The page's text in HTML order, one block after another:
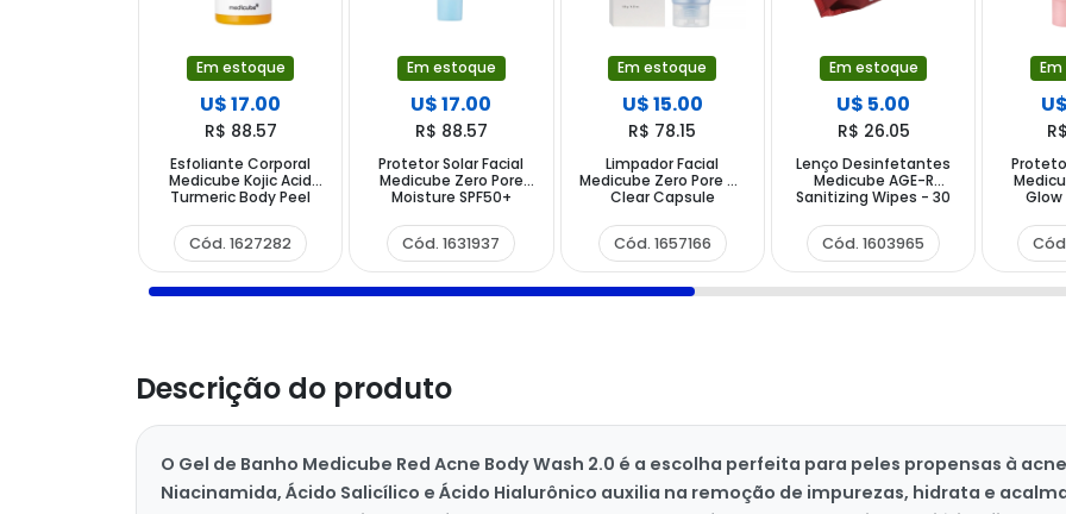
Em estoque
U$ 17.00
R$ 88.57
Esfoliante Corporal
Medicube Kojic Acid
Turmeric Body Peel
Cód. 1627282
Em estoque
U$ 17.00
R$ 88.57
Protetor Solar Facial
Medicube Zero Pore
Moisture SPF50+
Cód. 1631937
Em estoque
U$ 15.00
R$ 78.15
Limpador Facial
Medicube Zero Pore SA
Clear Capsule
120g (CX Feia)
Cód. 1657166
Em estoque
U$ 5.00
R$ 26.05
Lenço Desinfetantes
Medicube AGE-R
Sanitizing Wipes - 30
Cód. 1603965
Glow
Descrição do produto
O Gel de Banho Medicube Red Acne Body Wash 2.0 é a escolha perfeita para peles propensas à
Niacinamida, Ácido Salicílico e Ácido Hialurônico auxilia na remoção de impurezas, hidrata e